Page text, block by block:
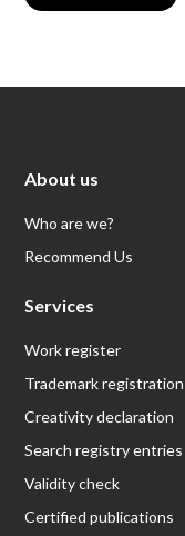
About us
Who are we?
Recommend Us
Services
Work register
Trademark registration
Creativity declaration
Search registry entries
Validity check
Certified publications